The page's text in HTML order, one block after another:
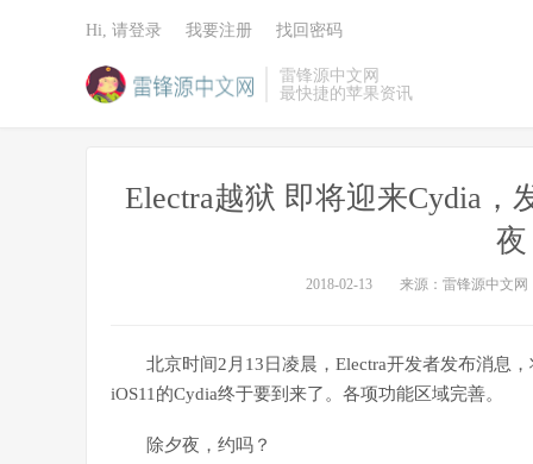
雷锋源中文网
最快捷的苹果资讯
Hi, 请登录 我要注册 找回密码
Electra越狱 即将迎来Cydia，
2018-02-13 来源：雷锋源中文网
北京时间2月13日凌晨，Electra开发者发布消息
iOS11的Cydia终于要到来了。各项功能区域完善。
除夕夜，约吗？